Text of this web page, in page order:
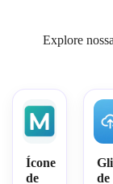
Explore
Ícone
de
de